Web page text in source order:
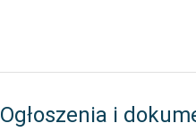
Ogłoszenia i